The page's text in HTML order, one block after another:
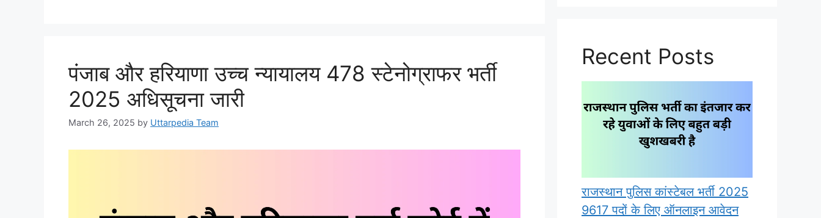
पंजाब और हरियाणा उच्च न्यायालय 478 स्टेनोग्राफर भर्ती
2025 अधिसूचना जारी
March 26, 2025 by Uttarpedia Team
Recent Posts
राजस्थान पुलिस कांस्टेबल भर्ती 2025
9617 पदों के लिए ऑनलाइन आवेदन